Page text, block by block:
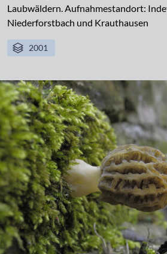
Laubwäldern. Aufnahmestandort:
Niederforstbach und Krauthausen
2001